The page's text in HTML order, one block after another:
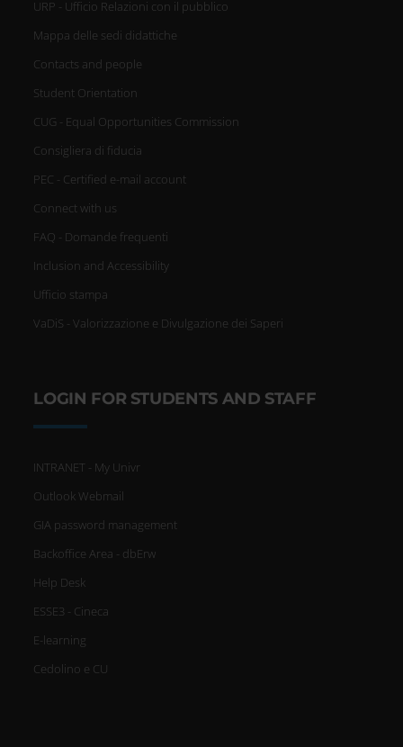
URP - Ufficio Relazioni con il pubblico
Mappa delle sedi didattiche
Contacts and people
Student Orientation
CUG - Equal Opportunities Commission
Consigliera di fiducia
PEC - Certified e-mail account
Connect with us
FAQ - Domande frequenti
Inclusion and Accessibility
Ufficio stampa
VaDiS - Valorizzazione e Divulgazione dei Saperi
LOGIN FOR STUDENTS AND STAFF
INTRANET - My Univr
Outlook Webmail
GIA password management
Backoffice Area - dbErw
Help Desk
ESSE3 - Cineca
E-learning
Cedolino e CU